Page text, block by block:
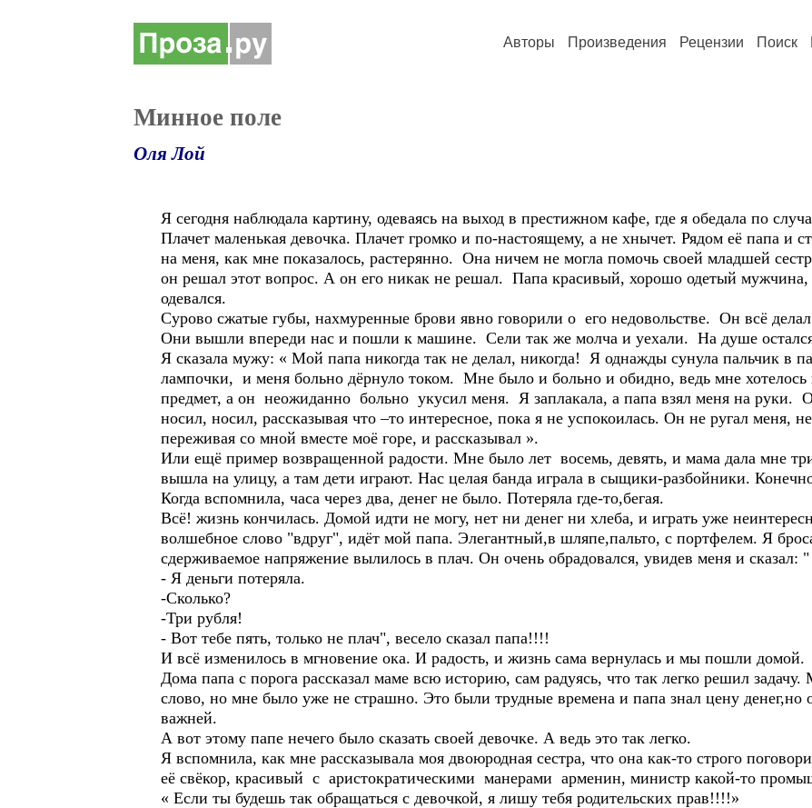
Авторы Произведения Рецензии Поиск
Минное поле
Оля Лой
Я сегодня наблюдала картину, одеваясь на выход в престижном кафе, где я обедала по
Плачет маленькая девочка. Плачет громко и по-настоящему, а не хнычет. Рядом её папа и
на меня, как мне показалось, растерянно. Она ничем не могла помочь своей младшей
он решал этот вопрос. А он его никак не решал. Папа красивый, хорошо одетый
одевался.
Сурово сжатые губы, нахмуренные брови явно говорили о его недовольстве. Он всё
Они вышли впереди нас и пошли к машине. Сели так же молча и уехали. На душе
Я сказала мужу: « Мой папа никогда так не делал, никогда! Я однажды сунула пальчик в
лампочки, и меня больно дёрнуло током. Мне было и больно и обидно, ведь мне хотелось
предмет, а он неожиданно больно укусил меня. Я заплакала, а папа взял меня на руки.
носил, носил, рассказывая что –то интересное, пока я не успокоилась. Он не ругал меня,
переживая со мной вместе моё горе, и рассказывал ».
Или ещё пример возвращенной радости. Мне было лет восемь, девять, и мама дала мне
вышла на улицу, а там дети играют. Нас целая банда играла в сыщики-разбойники.
Когда вспомнила, часа через два, денег не было. Потеряла где-то,бегая.
Всё! жизнь кончилась. Домой идти не могу, нет ни денег ни хлеба, и играть уже
волшебное слово "вдруг", идёт мой папа. Элегантный,в шляпе,пальто, с портфелем. Я
сдерживаемое напряжение вылилось в плач. Он очень обрадовался, увидев меня и сказал:
- Я деньги потеряла.
-Сколько?
-Три рубля!
- Вот тебе пять, только не плач", весело сказал папа!!!!
И всё изменилось в мгновение ока. И радость, и жизнь сама вернулась и мы пошли домой.
Дома папа с порога рассказал маме всю историю, сам радуясь, что так легко решил задачу.
слово, но мне было уже не страшно. Это были трудные времена и папа знал цену денег,но
важней.
А вот этому папе нечего было сказать своей девочке. А ведь это так легко.
Я вспомнила, как мне рассказывала моя двоюродная сестра, что она как-то строго
её свёкор, красивый с аристократическими манерами арменин, министр какой-то
« Если ты будешь так обращаться с девочкой, я лишу тебя родительских прав!!!!»